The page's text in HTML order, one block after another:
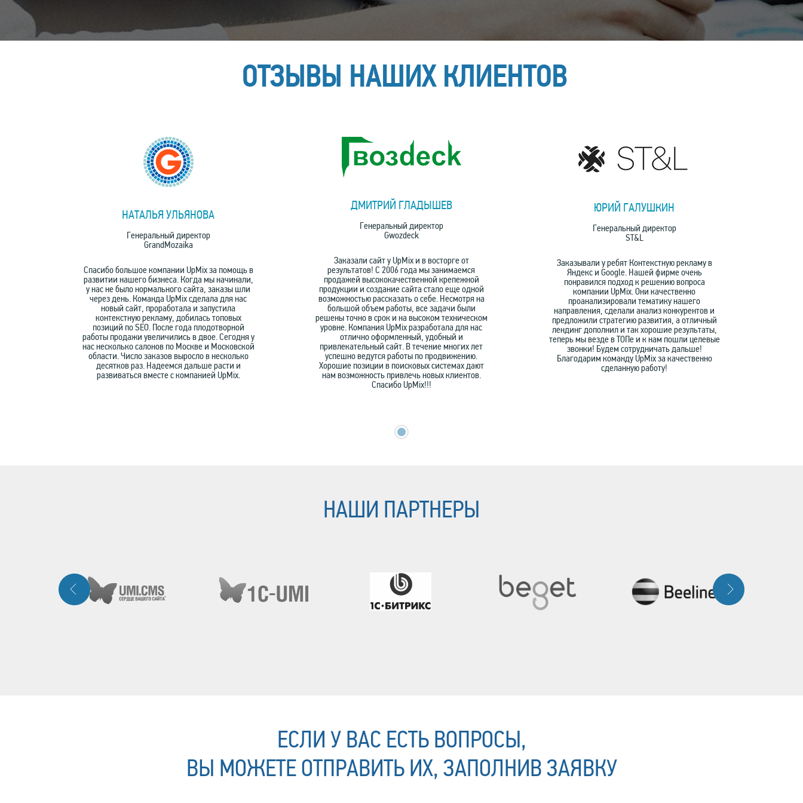
ОТЗЫВЫ НАШИХ КЛИЕНТОВ
НАТАЛЬЯ УЛЬЯНОВА
Генеральный директор
GrandMozaika
Спасибо большое компании UpMix за помощь в
развитии нашего бизнеса. Когда мы начинали,
у нас не было нормального сайта, заказы шли
через день. Команда UpMix сделала для нас
новый сайт, проработала и запустила
контекстную рекламу, добилась топовых
позиций по SEO. После года плодотворной
работы продажи увеличились в двое. Сегодня у
нас несколько салонов по Москве и Московской
области. Число заказов выросло в несколько
десятков раз. Надеемся дальше расти и
развиваться вместе с компанией UpMix.
ДМИТРИЙ ГЛАДЫШЕВ
Генеральный директор
Gwozdeck
Заказали сайт у UpMix и в восторге от
результатов! C 2006 года мы занимаемся
продажей высококачественной крепежной
продукции и создание сайта стало еще одной
возможностью рассказать о себе. Несмотря на
большой объем работы, все задачи были
решены точно в срок и на высоком техническом
уровне. Компания UpMix разработала для нас
отлично оформленный, удобный и
привлекательный сайт. В течение многих лет
успешно ведутся работы по продвижению.
Хорошие позиции в поисковых системах дают
нам возможность привлечь новых клиентов.
Спасибо UpMix!!!
ЮРИЙ ГАЛУШКИН
Генеральный директор
ST&L
Заказывали у ребят Контекстную рекламу в
Яндекс и Google. Нашей фирме очень
понравился подход к решению вопроса
компании UpMix. Они качественно
проанализировали тематику нашего
направления, сделали анализ конкурентов и
предложили стратегию развития, а отличный
лендинг дополнил и так хорошие результаты,
теперь мы везде в ТОПе и к нам пошли целевые
звонки! Будем сотрудничать дальше!
Благодарим команду UpMix за качественно
сделанную работу!
НАШИ ПАРТНЕРЫ
ЕСЛИ У ВАС ЕСТЬ ВОПРОСЫ,
ВЫ МОЖЕТЕ ОТПРАВИТЬ ИХ, ЗАПОЛНИВ ЗАЯВКУ